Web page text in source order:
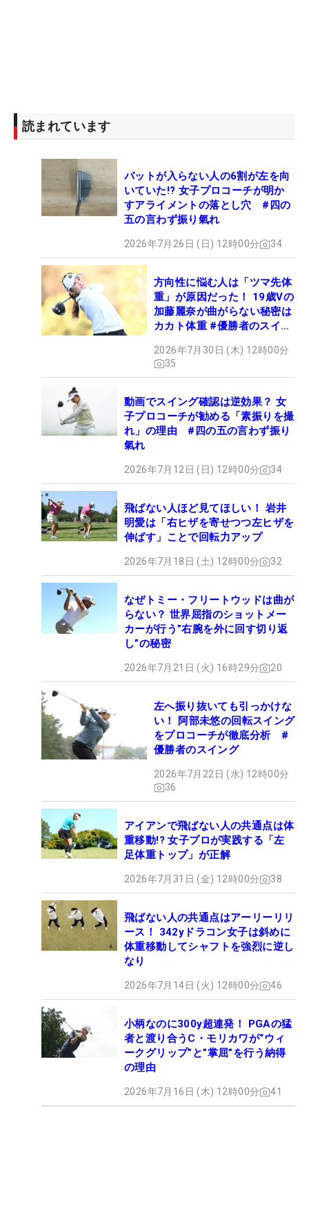
読まれています
パットが入らない人の6割が左を向
いていた!? 女子プロコーチが明か
すアライメントの落とし穴 #四の
五の言わず振り氣れ
2026年7月26日 (日) 12時00分 34
方向性に悩む人は「ツマ先体
重」が原因だった！ 19歳Vの
加藤麗奈が曲がらない秘密は
カカト体重 #優勝者のスイン
2026年7月30日 (木) 12時00分
35
動画でスイング確認は逆効果？ 女
子プロコーチが勧める「素振りを撮
れ」の理由 #四の五の言わず振り
氣れ
2026年7月12日 (日) 12時00分 34
飛ばない人ほど見てほしい！ 岩井
明愛は「右ヒザを寄せつつ左ヒザを
伸ばす」ことで回転力アップ
2026年7月18日 (土) 12時00分 32
なぜトミー・フリートウッドは曲が
らない？ 世界屈指のショットメー
カーが行う”右腕を外に回す切り返
し”の秘密
2026年7月21日 (火) 16時29分 20
左へ振り抜いても引っかけな
い！ 阿部未悠の回転スイング
をプロコーチが徹底分析 #
優勝者のスイング
2026年7月22日 (水) 12時00分
36
アイアンで飛ばない人の共通点は体
重移動!? 女子プロが実践する「左
足体重トップ」が正解
2026年7月31日 (金) 12時00分 38
飛ばない人の共通点はアーリーリリ
ース！ 342yドラコン女子は斜めに
体重移動してシャフトを強烈に逆し
なり
2026年7月14日 (火) 12時00分 46
小柄なのに300y超連発！ PGAの猛
者と渡り合うC・モリカワが“ウィ
ークグリップ”と”掌屈”を行う納得
の理由
2026年7月16日 (木) 12時00分 41